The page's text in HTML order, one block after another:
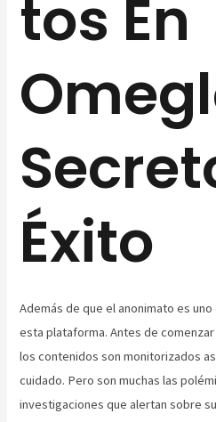
tos En
Éxito
Además de que el anonimato es
esta plataforma. Antes de
los contenidos son monitorizados
cuidado. Pero son muchas las
investigaciones que alertan sobre